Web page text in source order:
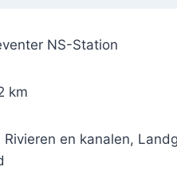
NS-Station
km
Rivieren en kanalen,